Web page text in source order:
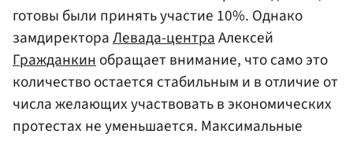
готовы были принять участие 10%. Однако
замдиректораЛевада-центраАлексей
Гражданкинобращает внимание, что само это
количество остается стабильным и в отличие от
числа желающих участвовать в экономических
протестах не уменьшается. Максимальные